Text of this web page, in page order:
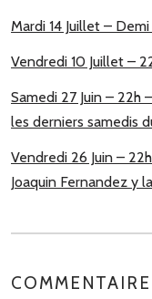
Mardi 14 Juillet –
Vendredi 10 Juillet –
Samedi 27 Juin – 22h
les derniers samedis
Vendredi 26 Juin –
Joaquin Fernandez y
COMMENTAIRE